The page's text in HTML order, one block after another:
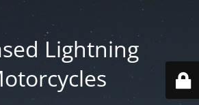
Lightning